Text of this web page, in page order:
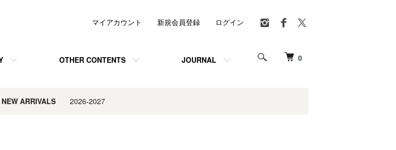
0
OTHER CONTENTS JOURNAL
マイアカウント 新規会員登録 ログイン
NEW ARRIVALS2026-2027